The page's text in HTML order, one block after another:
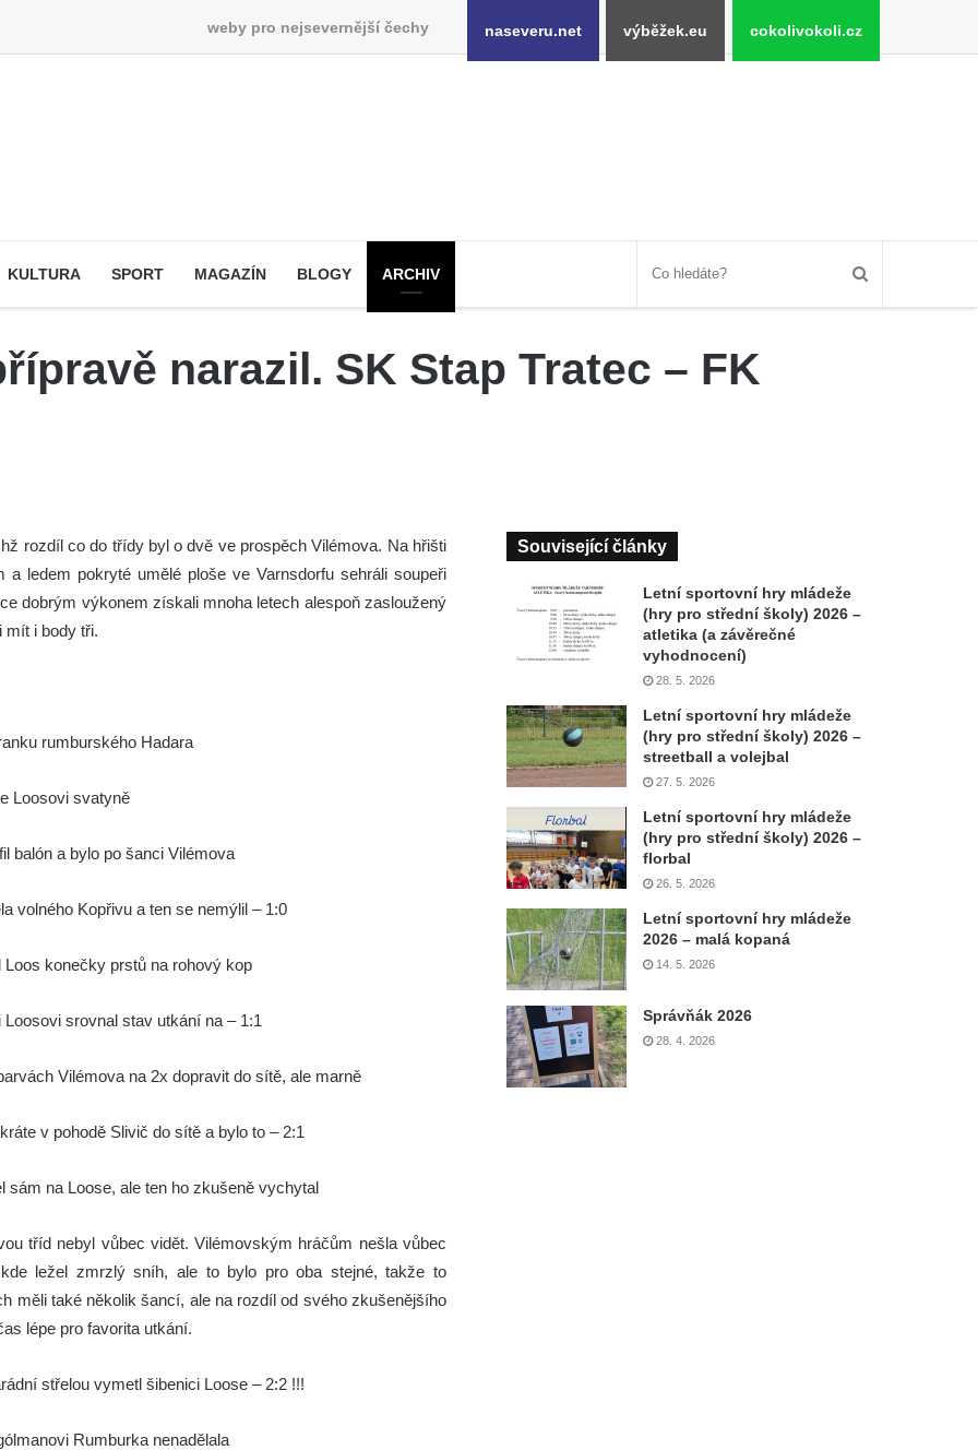
weby pro nejsevernější čechy naseveru.net výběžek.eu cokolivokoli.cz
KULTURA SPORT MAGAZÍN BLOGY ARCHIV
narazil. SK Stap Tratec – FK
rozdíl co do třídy byl o dvě ve prospěch Vilémova. Na hřišti
ledem pokryté umělé ploše ve Varnsdorfu sehráli soupeři
dobrým výkonem získali mnoha letech alespoň zasloužený
mít i body tři.
rumburského Hadara
Loosovi svatyně
balón a bylo po šanci Vilémova
volného Kopřivu a ten se nemýlil – 1:0
konečky prstů na rohový kop
srovnal stav utkání na – 1:1
Vilémova na 2x dopravit do sítě, ale marně
v pohodě Slivič do sítě a bylo to – 2:1
na Loose, ale ten ho zkušeně vychytal
tříd nebyl vůbec vidět. Vilémovským hráčům nešla vůbec
ležel zmrzlý sníh, ale to bylo pro oba stejné, takže to
měli také několik šancí, ale na rozdíl od svého zkušenějšího
lépe pro favorita utkání.
střelou vymetl šibenici Loose – 2:2 !!!
Rumburka nenadělala
Související články
Letní sportovní hry mládeže
(hry pro střední školy) 2026 –
atletika (a závěrečné
vyhodnocení)
28. 5. 2026
Letní sportovní hry mládeže
(hry pro střední školy) 2026 –
streetball a volejbal
27. 5. 2026
Letní sportovní hry mládeže
(hry pro střední školy) 2026 –
florbal
26. 5. 2026
Letní sportovní hry mládeže
2026 – malá kopaná
14. 5. 2026
Správňák 2026
28. 4. 2026